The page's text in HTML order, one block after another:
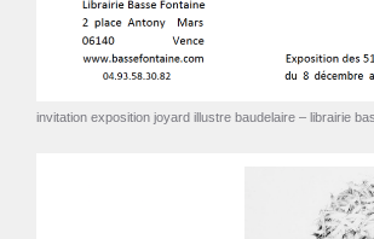
invitation exposition joyard illustre baudelaire – librairie